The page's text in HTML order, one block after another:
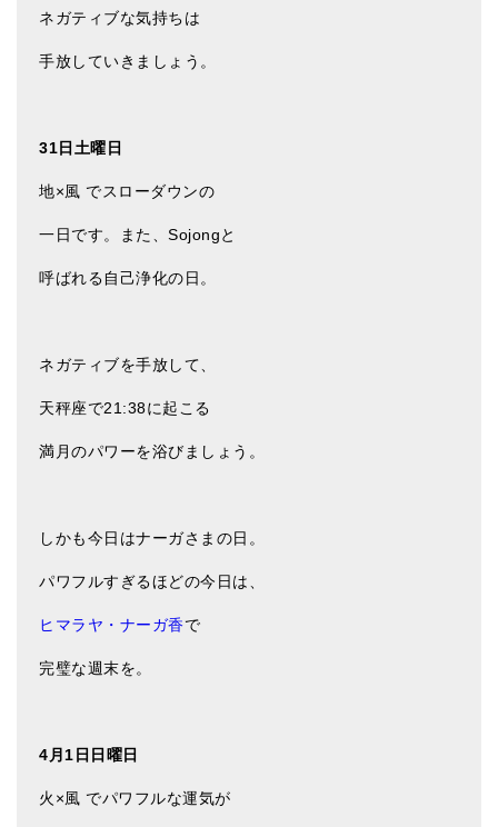
ネガティブな気持ちは
手放していきましょう。
31日土曜日
地×風 でスローダウンの
一日です。また、Sojongと
呼ばれる自己浄化の日。
ネガティブを手放して、
天秤座で21:38に起こる
満月のパワーを浴びましょう。
しかも今日はナーガさまの日。
パワフルすぎるほどの今日は、
ヒマラヤ・ナーガ香で
完璧な週末を。
4月1日日曜日
火×風 でパワフルな運気が